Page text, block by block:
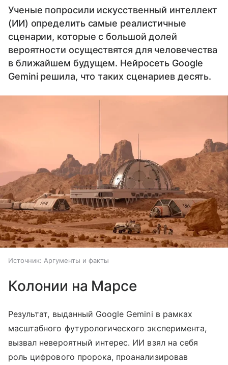
Ученые попросили искусственный интеллект
(ИИ) определить самые реалистичные
сценарии, которые с большой долей
вероятности осуществятся для человечества
в ближайшем будущем. Нейросеть Google
Gemini решила, что таких сценариев десять.
Источник: Аргументы и факты
Колонии на Марсе
Результат, выданный Google Gemini в рамках
масштабного футурологического эксперимента,
вызвал невероятный интерес. ИИ взял на себя
роль цифрового пророка, проанализировав